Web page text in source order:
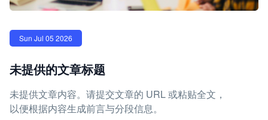
Sun Jul 05 2026
未提供的文章标题
未提供文章内容。请提交文章的 URL 或粘贴全文，
以便根据内容生成前言与分段信息。